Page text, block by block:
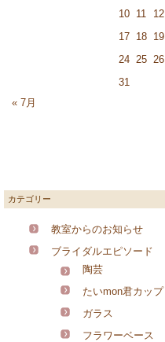
10
11 12
17
18 19
24
25 26
31
« 7月
カテゴリー
教室からのお知らせ
ブライダルエピソード
陶芸
たいmon君カップ
ガラス
フラワーベース